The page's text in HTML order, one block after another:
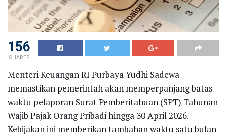
156
SHARES
Menteri Keuangan RI Purbaya Yudhi Sadewa
memastikan pemerintah akan memperpanjang batas
waktu pelaporan Surat Pemberitahuan (SPT) Tahunan
Wajib Pajak Orang Pribadi hingga 30 April 2026.
Kebijakan ini memberikan tambahan waktu satu bulan